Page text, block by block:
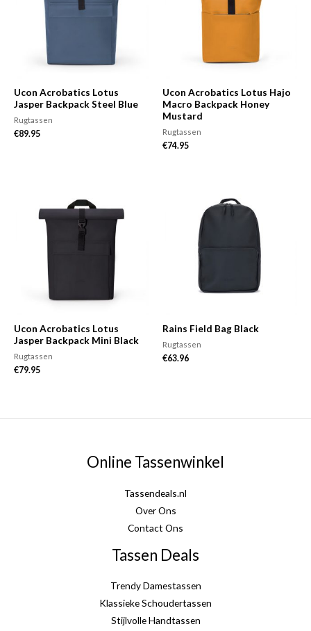
Ucon Acrobatics Lotus
Jasper Backpack Steel Blue
Rugtassen
€89.95
Ucon Acrobatics Lotus Hajo
Macro Backpack Honey
Mustard
Rugtassen
€74.95
Ucon Acrobatics Lotus
Jasper Backpack Mini Black
Rugtassen
€79.95
Rains Field Bag Black
Rugtassen
€63.96
Online Tassenwinkel
Tassendeals.nl
Over Ons
Contact Ons
Tassen Deals
Trendy Damestassen
Klassieke Schoudertassen
Stijlvolle Handtassen